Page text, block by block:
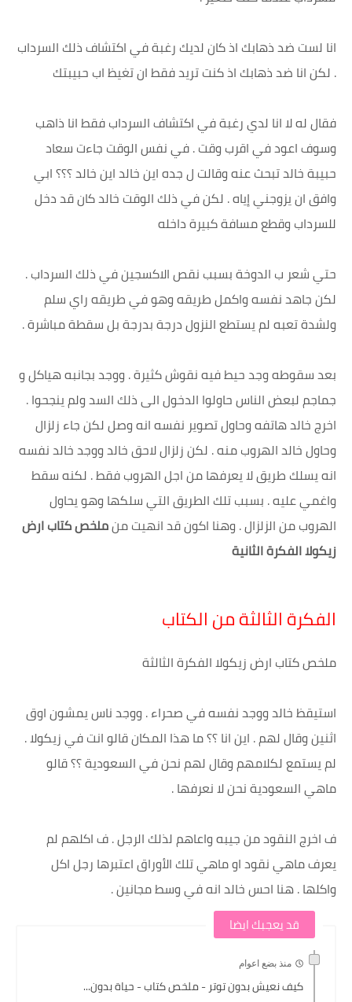
انا لست ضد ذهابك اذ كان لديك رغبة في اكتشاف ذلك السرداب
. لكن انا ضد ذهابك اذ كنت تريد فقط ان تغيظ اب حبيبتك
فقال له لا انا لدي رغبة في اكتشاف السرداب فقط انا ذاهب
وسوف اعود في اقرب وقت . في نفس الوقت جاءت سعاد
حبيبة خالد تبحث عنه وقالت ل جده اين خالد اين خالد ؟؟؟ ابي
وافق ان يزوجني إياه . لكن في ذلك الوقت خالد كان قد دخل
للسرداب وقطع مسافة كبيرة داخله
حتي شعر ب الدوخة بسبب نقص الاكسجين في ذلك السرداب .
لكن جاهد نفسه واكمل طريقه وهو في طريقه راي سلم
ولشدة تعبه لم يستطع النزول درجة بدرجة بل سقطة مباشرة .
بعد سقوطه وجد حيط فيه نقوش كثيرة . ووجد بجانبه هياكل و
جماجم لبعض الناس حاولوا الدخول الى ذلك السد ولم ينجحوا .
اخرج خالد هاتفه وحاول تصوير نفسه انه وصل لكن جاء زلزال
وحاول خالد الهروب منه . لكن زلزال لاحق خالد ووجد خالد نفسه
انه يسلك طريق لا يعرفها من اجل الهروب فقط . لكنه سقط
واغمي عليه . بسبب تلك الطريق التي سلكها وهو يحاول
الهروب من الزلزال . وهنا اكون قد انهيت منملخص كتاب ارض
زيكولا الفكرة الثانية
الفكرة الثالثة من الكتاب
ملخص كتاب ارض زيكولا الفكرة الثالثة
استيقظ خالد ووجد نفسه في صحراء . ووجد ناس يمشون اوق
اثنين وقال لهم . اين انا ؟؟ ما هذا المكان قالو انت في زيكولا .
لم يستمع لكلامهم وقال لهم نحن في السعودية ؟؟ قالو
ماهي السعودية نحن لا نعرفها .
ف اخرج النقود من جيبه واعاهم لذلك الرجل . ف اكلهم لم
يعرف ماهي نقود او ماهي تلك الأوراق اعتبرها رجل اكل
واكلها . هنا احس خالد انه في وسط مجانين .
قد يعجبك ايضا
منذ بضع اعوام
كيف نعيش بدون توتر - ملخص كتاب - حياة بدون...